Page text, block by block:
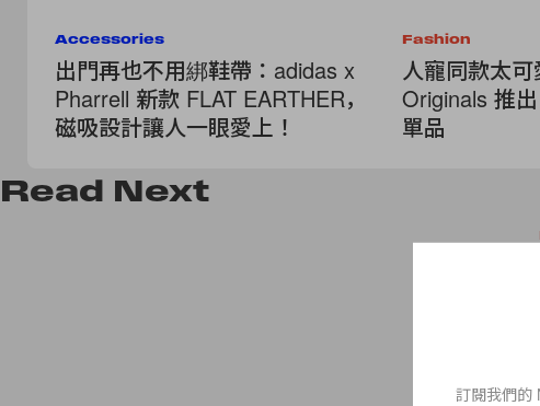
Accessories
出門再也不用綁鞋帶：adidas x
Pharrell 新款 FLAT EARTHER，
磁吸設計讓人一眼愛上！
Fashion
人寵同款太
Originals 推
單品
Read Next
訂閱我們的